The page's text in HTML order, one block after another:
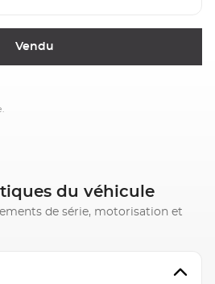
Vendu
du véhicule
de série, motorisation et